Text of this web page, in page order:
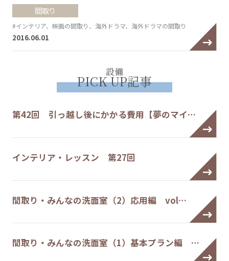
間取り
#インテリア、映画の間取り、海外ドラマ、海外ドラマの間取り
2016.06.01
設備
PICK UP記事
第42回 引っ越し後にかかる費用【夢のマイ…
インテリア・レッスン 第27回
間取り・みんなの洗面室（2）応用編 vol…
間取り・みんなの洗面室（1）基本プラン編 …